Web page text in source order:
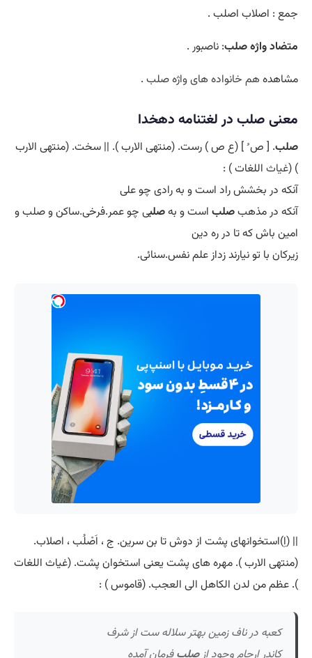
جمع : اصلاب اصلب .
متضاد واژه صلب: ناصبور .
مشاهده هم خانواده های واژه صلب .
معنی صلب در لغتنامه دهخدا
صلب. [ ص ُ ] (ع ص ) رست. (منتهی الارب ). || سخت. (منتهی الارب
) (غیاث اللغات ) :
آنکه در بخشش راد است و به رادی چو علی
آنکه در مذهبصلب است و بهصلبی چو عمر.فرخی.ساکن و صلب و
امین باش که تا در ره دین
زیرکان با تو نیارند زداز علم نفس.سنائی.
|| (اِ)استخوانهای پشت از دوش تا بن سرین. ج ، اَصْلُب ، اصلاب.
(منتهی الارب ). مهره های پشت یعنی استخوان پشت. (غیاث اللغات
). عظم من لدن الکاهل الی العجب. (قاموس ) :
کعبه در ناف زمین بهتر سلاله ست از شرف
کاندر ارحام وجود ازصلبفرمان آمده